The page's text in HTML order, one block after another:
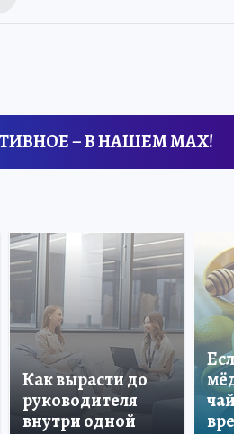
– В НАШЕМ MAX!
Как вырасти до
руководителя
внутри одной